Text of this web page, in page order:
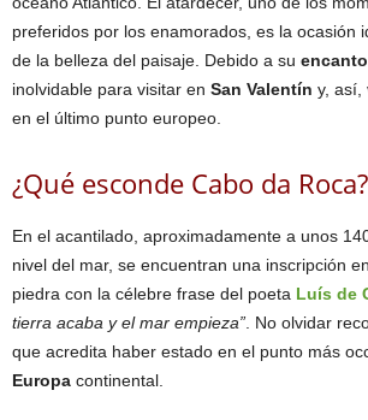
preferidos por los enamorados, es la ocasión
de la belleza del paisaje. Debido a su
inolvidable para visitar en San Valentín y, así,
en el último punto europeo.
¿Qué esconde Cabo da Roca?
En el acantilado, aproximadamente a unos
nivel del mar, se encuentran una inscripción
piedra con la célebre frase del poeta Luís de
tierra acaba y el mar empieza” . No olvidar
que acredita haber estado en el punto más
Europa continental.